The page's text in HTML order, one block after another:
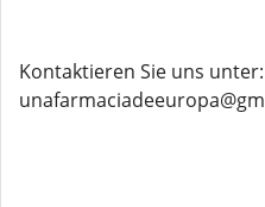
Kontaktieren Sie uns unter: